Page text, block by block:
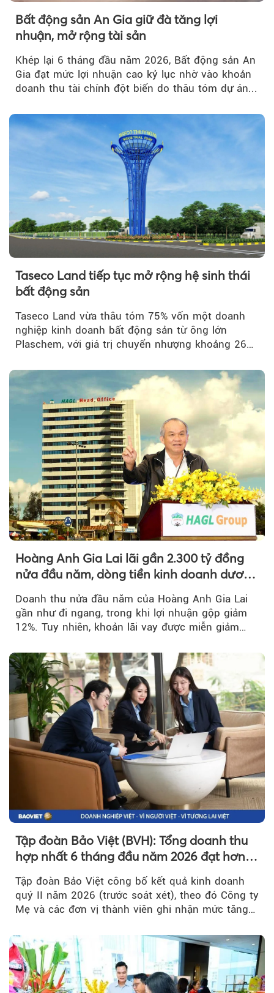
Bất động sản An Gia giữ đà tăng lợi
nhuận, mở rộng tài sản
Khép lại 6 tháng đầu năm 2026, Bất động sản An
Gia đạt mức lợi nhuận cao kỷ lục nhờ vào khoản
doanh thu tài chính đột biến do thâu tóm dự án...
Taseco Land tiếp tục mở rộng hệ sinh thái
bất động sản
Taseco Land vừa thâu tóm 75% vốn một doanh
nghiệp kinh doanh bất động sản từ ông lớn
Plaschem, với giá trị chuyển nhượng khoảng 262
Hoàng Anh Gia Lai lãi gần 2.300 tỷ đồng
nửa đầu năm, dòng tiền kinh doanh dương
Doanh thu nửa đầu năm của Hoàng Anh Gia Lai
gần như đi ngang, trong khi lợi nhuận gộp giảm
12%. Tuy nhiên, khoản lãi vay được miễn giảm
Tập đoàn Bảo Việt (BVH): Tổng doanh thu
hợp nhất 6 tháng đầu năm 2026 đạt hơn
32.000 tỷ đồng, tăng trưởng 9,2%
Tập đoàn Bảo Việt công bố kết quả kinh doanh
quý II năm 2026 (trước soát xét), theo đó Công ty
Mẹ và các đơn vị thành viên ghi nhận mức tăng